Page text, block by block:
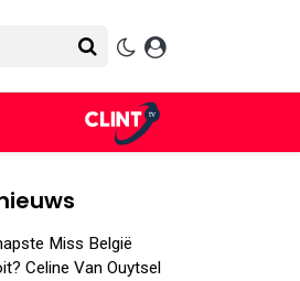
Miss België
Celine Van Ouytsel